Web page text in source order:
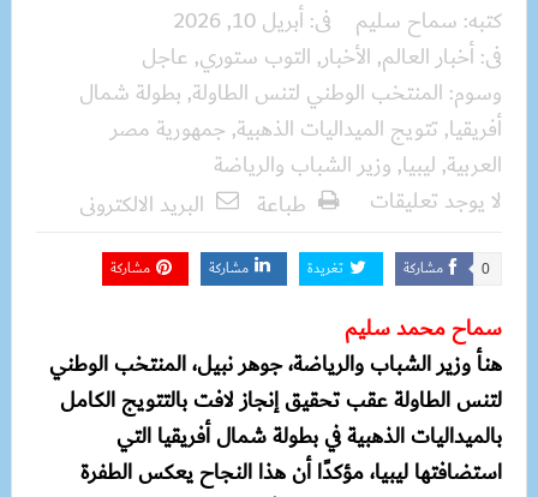
كتبه: سماح سليم فى:أبريل 10, 2026
فى:أخبار العالم, الأخبار, التوب ستوري, عاجل
وسوم: المنتخب الوطني لتنس الطاولة, بطولة شمال
أفريقيا, تتويج الميداليات الذهبية, جمهورية مصر
العربية, ليبيا, وزير الشباب والرياضة
لا يوجد تعليقات
طباعة البريد الالكترونى
مشاركة 0 تغريدة مشاركة مشاركة
سماح محمد سليم
هنأ وزير الشباب والرياضة، جوهر نبيل، المنتخب الوطني
لتنس الطاولة عقب تحقيق إنجاز لافت بالتتويج الكامل
بالميداليات الذهبية في بطولة شمال أفريقيا التي
استضافتها ليبيا، مؤكدًا أن هذا النجاح يعكس الطفرة